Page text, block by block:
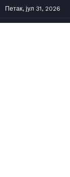
Петак, јул 31, 2026